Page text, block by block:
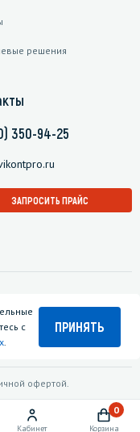
Кабинет
0
Корзина
решения
350-94-25
ЗАПРОСИТЬ ПРАЙС
офертой.
с
.
ПРИНЯТЬ